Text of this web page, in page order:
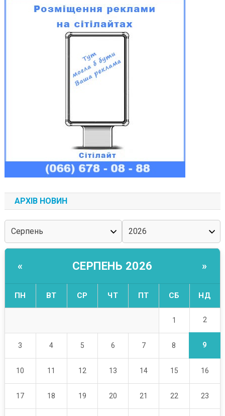
АРХІВ НОВИН
« СЕРПЕНЬ 2026 »
ПН ВТ СР ЧТ ПТ СБ НД
1 2
3 4 5 6 7 8 9
10 11 12 13 14 15 16
17 18 19 20 21 22 23